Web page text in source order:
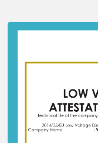
器
有